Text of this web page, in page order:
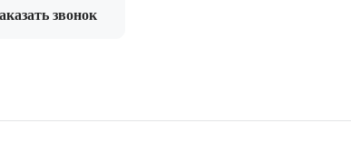
звонок